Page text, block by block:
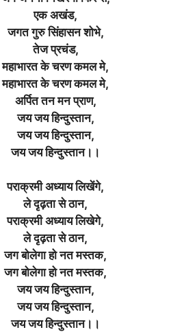
एक अखंड,
जगत गुरु सिंहासन शोभे,
तेज प्रचंड,
महाभारत के चरण कमल मे,
महाभारत के चरण कमल मे,
अर्पित तन मन प्राण,
जय जय हिन्दुस्तान,
जय जय हिन्दुस्तान,
जय जय हिन्दुस्तान।।
पराक्रमी अध्याय लिखेंगे,
ले दृढ़ता से ठान,
पराक्रमी अध्याय लिखेगे,
ले दृढ़ता से ठान,
जग बोलेगा हो नत मस्तक,
जग बोलेगा हो नत मस्तक,
जय जय हिन्दुस्तान,
जय जय हिन्दुस्तान,
जय जय हिन्दुस्तान।।